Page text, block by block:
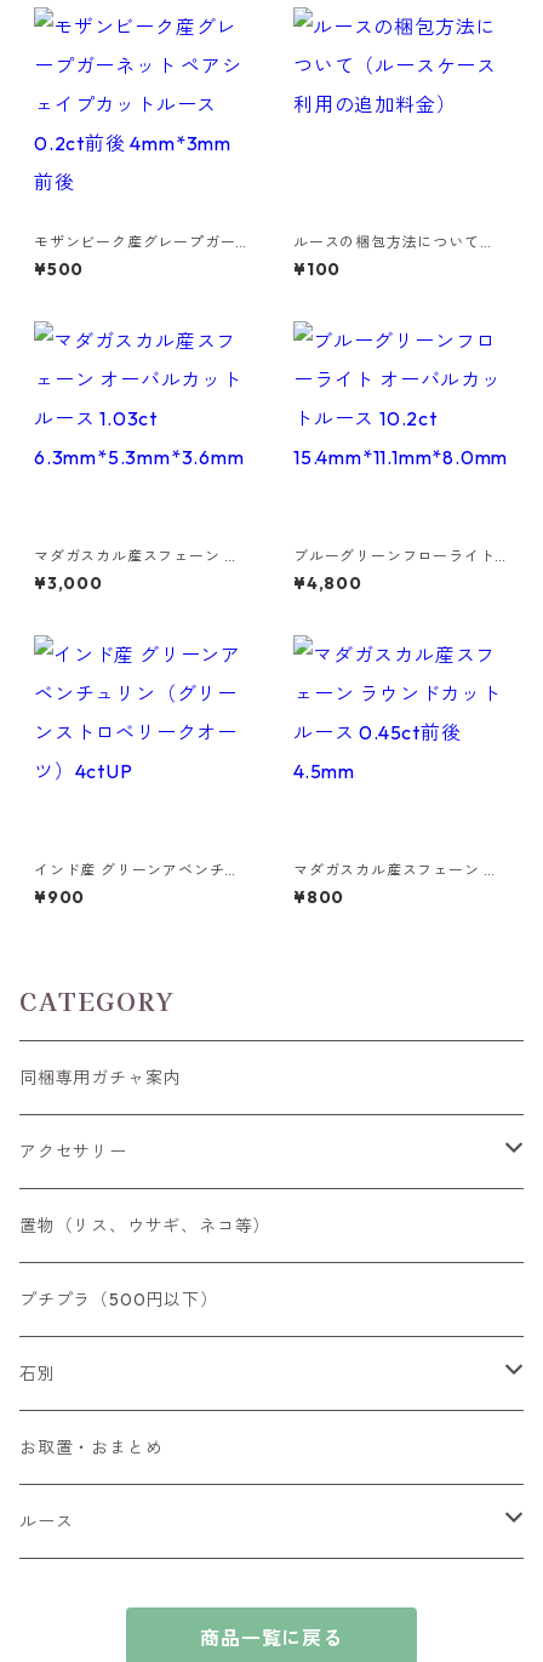
モザンビーク産グレープガー
ネット ペアシェイプカットル
ース 0.2ct前後 4mm*3mm前
¥500
ルースの梱包方法について
（ルースケース利用の追加料
金）
¥100
マダガスカル産スフェーン オ
ーバルカットルース 1.03ct 6.
3mm*5.3mm*3.6mm
¥3,000
ブルーグリーンフローライト
オーバルカットルース 10.2ct
15.4mm*11.1mm*8.0mm
¥4,800
インド産 グリーンアベンチュ
リン（グリーンストロベリー
クオーツ）4ctUP
¥900
マダガスカル産スフェーン ラ
ウンドカットルース 0.45ct前
後 4.5mm
¥800
CATEGORY
同梱専用ガチャ案内
アクセサリー
空枠
リング
ペンダントトップ
ブローチ
チャーム
置物（リス、ウサギ、ネコ等）
プチプラ（500円以下）
石別
アイオライト
アウイナイト
お取置・おまとめ
ルース
商品一覧に戻る